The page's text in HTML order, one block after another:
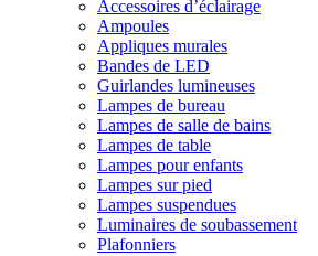
Accessoires d’éclairage
Ampoules
Appliques murales
Bandes de LED
Guirlandes lumineuses
Lampes de bureau
Lampes de salle de bains
Lampes de table
Lampes pour enfants
Lampes sur pied
Lampes suspendues
Luminaires de soubassement
Plafonniers